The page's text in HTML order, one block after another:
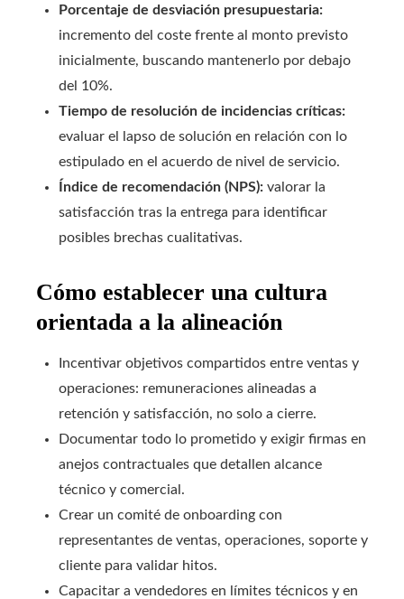
Porcentaje de desviación presupuestaria:
incremento del coste frente al monto previsto
inicialmente, buscando mantenerlo por debajo
del 10%.
Tiempo de resolución de incidencias críticas:
evaluar el lapso de solución en relación con lo
estipulado en el acuerdo de nivel de servicio.
Índice de recomendación (NPS): valorar la
satisfacción tras la entrega para identificar
posibles brechas cualitativas.
Cómo establecer una cultura
orientada a la alineación
Incentivar objetivos compartidos entre ventas y
operaciones: remuneraciones alineadas a
retención y satisfacción, no solo a cierre.
Documentar todo lo prometido y exigir firmas en
anejos contractuales que detallen alcance
técnico y comercial.
Crear un comité de onboarding con
representantes de ventas, operaciones, soporte y
cliente para validar hitos.
Capacitar a vendedores en límites técnicos y en